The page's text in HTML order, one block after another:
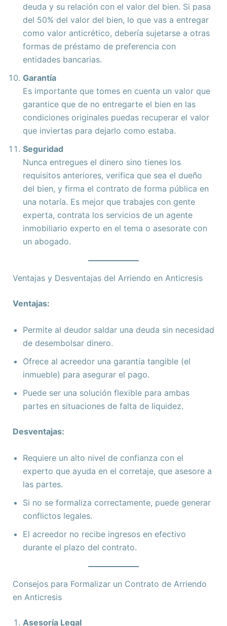
deuda y su relación con el valor del bien. Si pasa
del 50% del valor del bien, lo que vas a entregar
como valor anticrético, debería sujetarse a otras
formas de préstamo de preferencia con
entidades bancarias.
Garantía
Es importante que tomes en cuenta un valor que
garantice que de no entregarte el bien en las
condiciones originales puedas recuperar el valor
que inviertas para dejarlo como estaba.
Seguridad
Nunca entregues el dinero sino tienes los
requisitos anteriores, verifica que sea el dueño
del bien, y firma el contrato de forma pública en
una notaría. Es mejor que trabajes con gente
experta, contrata los servicios de un agente
inmobiliario experto en el tema o asesorate con
un abogado.
Ventajas y Desventajas del Arriendo en Anticresis
Ventajas:
Permite al deudor saldar una deuda sin necesidad
de desembolsar dinero.
Ofrece al acreedor una garantía tangible (el
inmueble) para asegurar el pago.
Puede ser una solución flexible para ambas
partes en situaciones de falta de liquidez.
Desventajas:
Requiere un alto nivel de confianza con el
experto que ayuda en el corretaje, que asesore a
las partes.
Si no se formaliza correctamente, puede generar
conflictos legales.
El acreedor no recibe ingresos en efectivo
durante el plazo del contrato.
Consejos para Formalizar un Contrato de Arriendo
en Anticresis
Asesoría Legal